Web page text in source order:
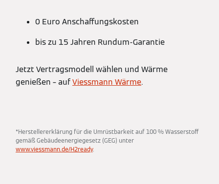
0 Euro Anschaffungskosten
bis zu 15 Jahren Rundum-Garantie
Jetzt Vertragsmodell wählen und Wärme
genießen – aufViessmann Wärme.
*Herstellererklärung für die Umrüstbarkeit auf 100 % Wasserstoff
gemäß Gebäudeenergiegesetz (GEG) unter
www.viessmann.de/H2ready.